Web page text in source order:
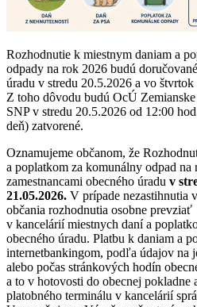
Rozhodnutie k miestnym daniam a
odpady na rok 2026 budú
úradu v stredu 20.5.2026 a vo štvrtok
Z toho dôvodu budú OcÚ
SNP v stredu 20.5.2026 od 12:00
deň) zatvorené.
Oznamujeme občanom, že
a poplatkom za komunálny odpad
zamestnancami obecného úradu v
21.05.2026. V prípade nezastihnutia
občania rozhodnutia osobne prevziať
v kancelárií miestnych daní a
obecného úradu. Platbu k daniam a
internetbankingom, podľa údajov na
alebo počas stránkových hodín
a to v hotovosti do obecnej pokladne
platobného terminálu v kancelárií